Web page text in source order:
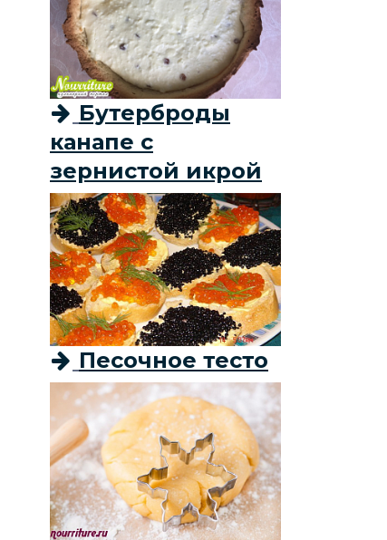
Бутерброды
канапе с
зернистой икрой
Песочное тесто